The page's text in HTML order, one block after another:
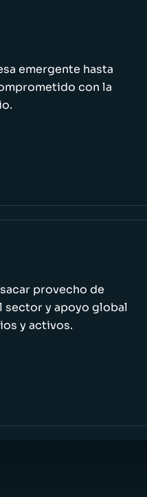
emergente hasta
con la
provecho de
sector y apoyo global
y activos.